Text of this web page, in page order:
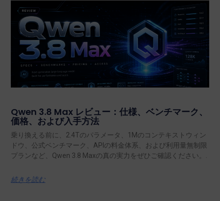
Qwen 3.8 Max レビュー：仕様、ベンチマーク、
価格、および入手方法
乗り換える前に、2.4Tのパラメータ、1Mのコンテキストウィン
ドウ、公式ベンチマーク、APIの料金体系、および利用量無制限
プランなど、Qwen 3.8 Maxの真の実力をぜひご確認ください。.
続きを読む